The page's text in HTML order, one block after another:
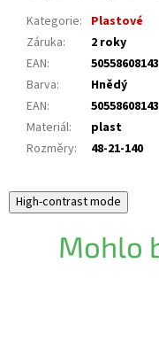
Kategorie: Plastové
Záruka:
2 roky
EAN:
Barva:
Hnědý
EAN:
Materiál:
plast
Rozměry: 48-21-140
High-contrast mode
Mohlo